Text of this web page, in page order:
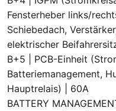
Fensterheber links/
Schiebedach,
elektrischer
B+5 | PCB-Einheit
Batteriemanagement,
Hauptrelais) | 60A
BATTERY